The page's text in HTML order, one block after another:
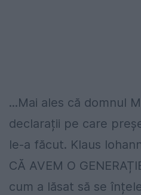
...Mai ales că domnul
declarații pe care
le-a făcut. Klaus
CĂ AVEM O
cum a lăsat să se